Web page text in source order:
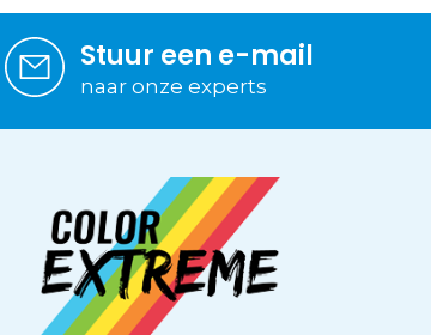
Stuur een e-mail
naar onze experts